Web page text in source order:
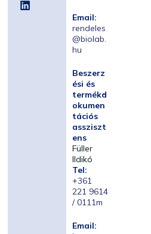
Email:
rendeles
@biolab.
hu
Beszerz
ési és
termékd
okumen
tációs
assziszt
ens
Füller
Ildikó
Tel:
+361
221 9614
/ 0111m
Email: